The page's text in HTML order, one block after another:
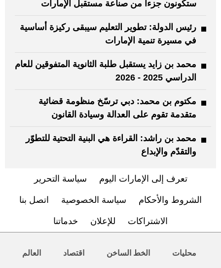
ستكونون جزءاً من صناعة مستقبل الإمارات
رئيس الدولة: تطوير التعليم سيبقى ركيزة أساسية
في مسيرة تنمية الإمارات
محمد بن زايد يستقبل طلبة الثانوية المتفوقين للعام
الدراسي 2025 - 2026
مكتوم بن محمد: دبي ترسّخ منظومة قضائية
متقدمة تقوم على العدالة وسيادة القانون
محمد بن راشد: القراءة هي البنية التحتية للتطوّر
والتقدّم والإبداع
تعرف إلى الإمارات اليوم سياسة التحرير
الشروط والأحكام سياسة الخصوصية اتصل بنا
الاشتراكات للإعلان خدماتنا
محليات الخط الساخن اقتصاد العالم